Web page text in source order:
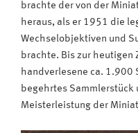
brachte der von der
heraus, als er 1951 die
Wechselobjektiven und
brachte. Bis zur heutigen
handverlesene ca. 1.900
begehrtes Sammlerstück
Meisterleistung der